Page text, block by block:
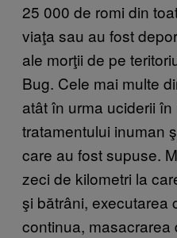
25 000 de romi din
viaţa sau au fost
ale morţii de pe
Bug. Cele mai multe
atât în urma uciderii
tratamentului inuman
care au fost supuse.
zeci de kilometri la
şi bătrâni, executarea
continua, masacrarea